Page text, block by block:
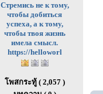
Стремись не к тому,
чтобы добиться
успеха, а к тому,
чтобы твоя жизнь
имела смысл.
https://helloworl
โพสกระทู้ ( 2,057 )